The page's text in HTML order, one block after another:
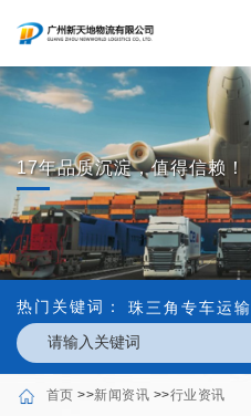
17年品质沉淀，值得信赖！
热门关键词： 珠三角专车运输
首页 >>新闻资讯 >>行业资讯